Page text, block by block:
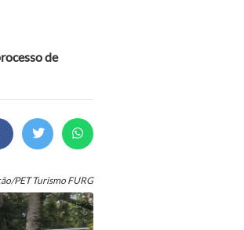
de
PET Turismo FURG